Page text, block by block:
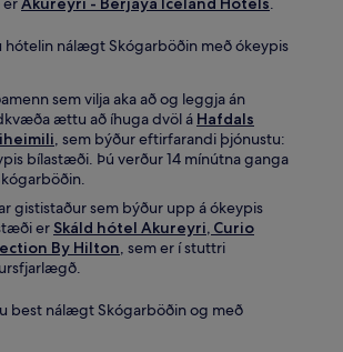
hótelin nálægt Skógarböðin með ókeypis
sem vilja aka að og leggja án
ættu að íhuga dvöl á Hafdals
, sem býður eftirfarandi þjónustu:
bílastæði. Þú verður 14 mínútna ganga
gististaður sem býður upp á ókeypis
er Skáld hótel Akureyri, Curio
By Hilton, sem er í stuttri
best nálægt Skógarböðin og með